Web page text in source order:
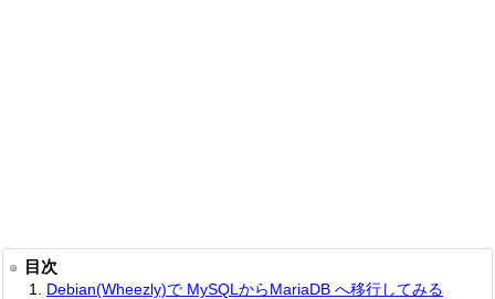
目次
Debian(Wheezly)で MySQLからMariaDB へ移行してみる